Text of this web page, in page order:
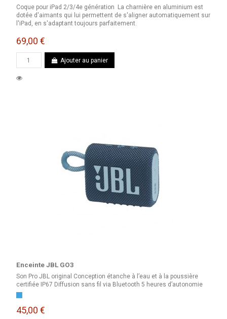
Coque pour iPad 2/3/4e génération La charnière en aluminium est
dotée d'aimants qui lui permettent de s'aligner automatiquement sur
l'iPad, en s'adaptant toujours parfaitement.
69,00 €
Ajouter au panier
Enceinte JBL GO3
Son Pro JBL original Conception étanche à l’eau et à la poussière
certifiée IP67 Diffusion sans fil via Bluetooth 5 heures d’autonomie
Bleu
45,00 €